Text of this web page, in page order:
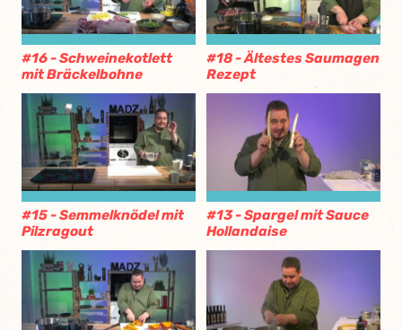
#16 - Schweinekotlett
mit Bräckelbohne
#18 - Ältestes Saumagen
Rezept
#15 - Semmelknödel mit
Pilzragout
#13 - Spargel mit Sauce
Hollandaise